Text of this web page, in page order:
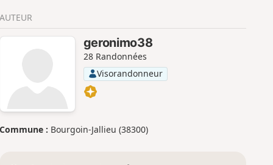
r
AUTEUR
geronimo38
28 Randonnées
Visorandonneur
Commune : Bourgoin-Jallieu (38300)